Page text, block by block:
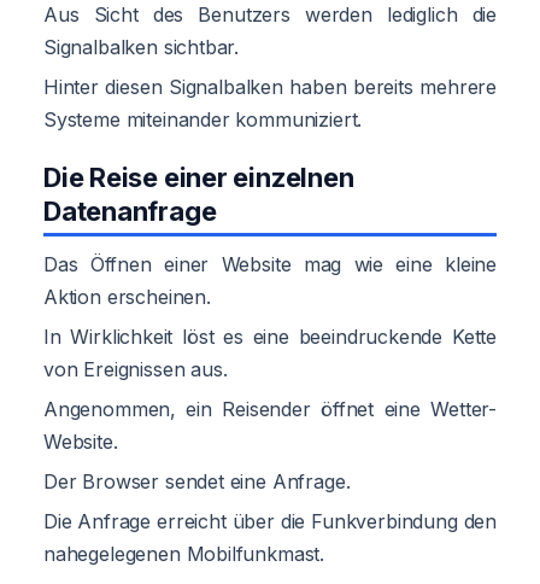
Aus Sicht des Benutzers werden lediglich die
Signalbalken sichtbar.
Hinter diesen Signalbalken haben bereits mehrere
Systeme miteinander kommuniziert.
Die Reise einer einzelnen
Datenanfrage
Das Öffnen einer Website mag wie eine kleine
Aktion erscheinen.
In Wirklichkeit löst es eine beeindruckende Kette
von Ereignissen aus.
Angenommen, ein Reisender öffnet eine Wetter-
Website.
Der Browser sendet eine Anfrage.
Die Anfrage erreicht über die Funkverbindung den
nahegelegenen Mobilfunkmast.